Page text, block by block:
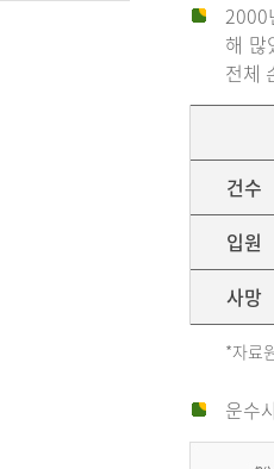
2000
해 많
전체
건수
입원
사망
*자료
운수